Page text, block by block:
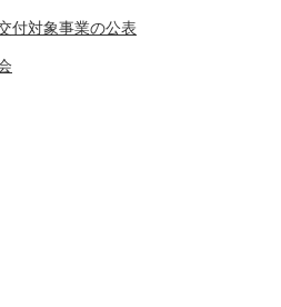
付対象事業の公表